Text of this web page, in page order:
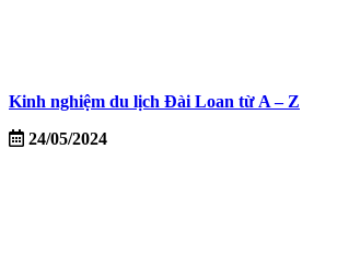
Kinh nghiệm du lịch Đài Loan từ A – Z
24/05/2024